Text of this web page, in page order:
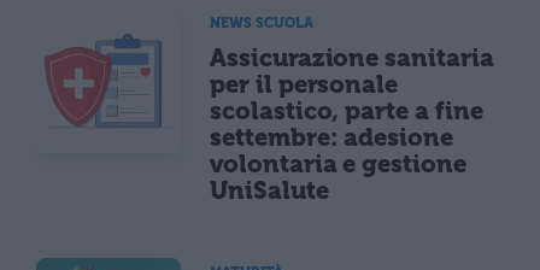
NEWS SCUOLA
Assicurazione sanitaria
per il personale
scolastico, parte a fine
settembre: adesione
volontaria e gestione
UniSalute